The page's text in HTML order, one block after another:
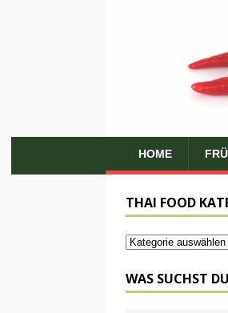
HOME
THAI FOOD
WAS SUCHST